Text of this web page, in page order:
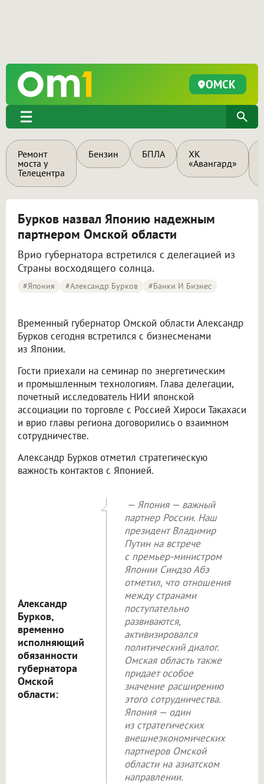
ОМСК
Ремонт
моста у
Телецентра
Бензин БПЛА
ХК
«Авангард»
Бурков назвал Японию надежным
партнером Омской области
Врио губернатора встретился с делегацией из
Страны восходящего солнца.
#Япония #Александр Бурков #Банки И Бизнес
Временный губернатор Омской области Александр
Бурков сегодня встретился с бизнесменами
из Японии.
Гости приехали на семинар по энергетическим
и промышленным технологиям. Глава делегации,
почетный исследователь НИИ японской
ассоциации по торговле с Россией Хироси Такахаси
и врио главы региона договорились о взаимном
сотрудничестве.
Александр Бурков отметил стратегическую
важность контактов с Японией.
Александр
Бурков,
временно
исполняющий
обязанности
губернатора
Омской
области:
— Япония — важный
партнер России. Наш
президент Владимир
Путин на встрече
с премьер-министром
Японии Синдзо Абэ
отметил, что отношения
между странами
поступательно
развиваются,
активизировался
политический диалог.
Омская область также
придает особое
значение расширению
этого сотрудничества.
Япония — один
из стратегических
внешнеэкономических
партнеров Омской
области на азиатском
направлении.